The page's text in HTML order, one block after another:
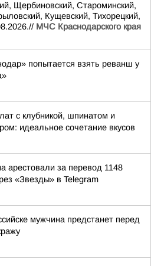
Щербиновский, Староминский,
Кущевский, Тихорецкий,
МЧС Краснодарского края
попытается взять реванш у
с клубникой, шпинатом и
идеальное сочетание вкусов
арестовали за перевод 1148
«Звезды» в Telegram
мужчина предстанет перед